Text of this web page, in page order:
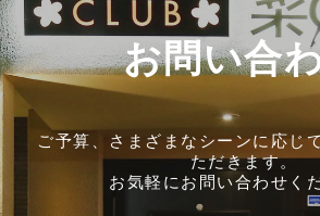
お問い合
ご予算、さまざまなシーンに応じ
ただきます。
お気軽にお問い合わせく